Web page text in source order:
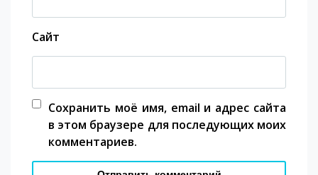
Сайт
Сохранить моё имя, email и адрес сайта
в этом браузере для последующих моих
комментариев.